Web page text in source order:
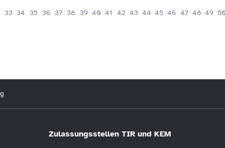
33 34 35 36 37 38 39 40 41 42 43 44 45 46 47 48 49
Zulassungsstellen TIR und KEM